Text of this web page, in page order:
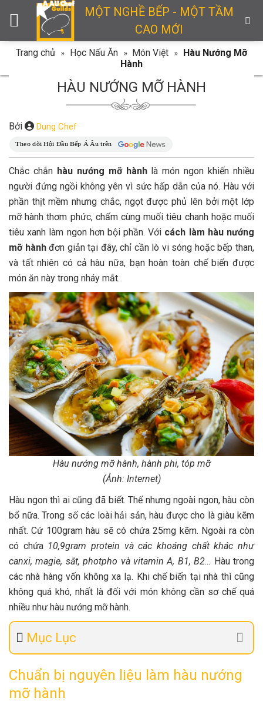
MỘT NGHỀ BẾP - MỘT TẦM
CAO MỚI
Trang chủ » Học Nấu Ăn » Món Việt » Hàu Nướng Mỡ
Hành
HÀU NƯỚNG MỠ HÀNH
Bởi Dung Chef
Chắc chắn hàu nướng mỡ hànhlà món ngon khiến nhiều
người đứng ngồi không yên vì sức hấp dẫn của nó. Hàu với
phần thịt mềm nhưng chắc, ngọt được phủ lên bởi một lớp
mỡ hành thơm phức, chấm cùng muối tiêu chanh hoặc muối
tiêu xanh làm ngon hơn bội phần. Với cách làm hàu nướng
mỡ hànhđơn giản tại đây, chỉ cần lò vi sóng hoặc bếp than,
và tất nhiên có cả hàu nữa, bạn hoàn toàn chế biến được
món ăn này trong nháy mắt.
Hàu nướng mỡ hành, hành phi, tóp mỡ
(Ảnh: Internet)
Hàu ngon thì ai cũng đã biết. Thế nhưng ngoài ngon, hàu còn
bổ nữa. Trong số các loài hải sản, hàu được cho là giàu kẽm
nhất. Cứ 100gram hàu sẽ có chứa 25mg kẽm. Ngoài ra còn
có chứa 10,9gram protein và các khoáng chất khác như
canxi, magie, sắt, photpho và vitamin A, B1, B2… Hàu trong
các nhà hàng vốn không xa lạ. Khi chế biến tại nhà thì cũng
không quá khó, nhất là đối với món không cần sơ chế quá
nhiều như hàu nướng mỡ hành.
Mục Lục
Chuẩn bị nguyên liệu làm hàu nướng
mỡ hành